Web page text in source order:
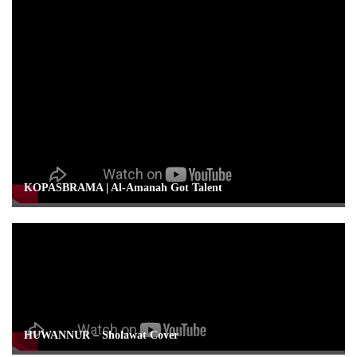
KOPASBRAMA | Al-Amanah Got Talent
HUWANNUR – Sholawat Cover